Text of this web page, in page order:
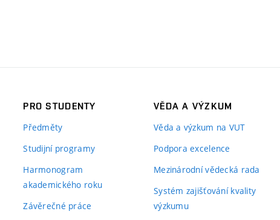
PRO STUDENTY
Předměty
Studijní programy
Harmonogram
akademického roku
Závěrečné práce
VĚDA A VÝZKUM
Věda a výzkum na VUT
Podpora excelence
Mezinárodní vědecká rada
Systém zajišťování kvality
výzkumu